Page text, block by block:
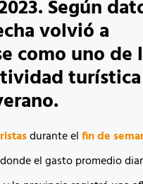
Según
volvió a
como uno de
turística
durante elfin de
el gasto promedio